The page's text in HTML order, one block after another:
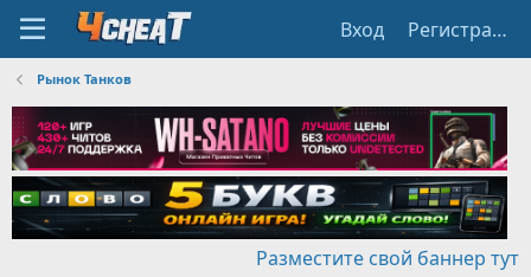
Вход Регистрация
Рынок Танков
Разместите свой баннер тут